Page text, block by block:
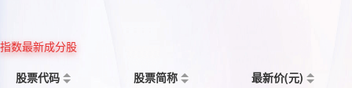
指数最新成分股
股票代码
股票简称 最新价(元)